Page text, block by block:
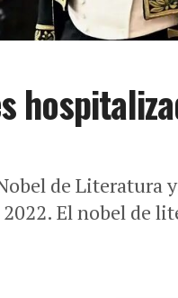
de Literatura
El nobel de